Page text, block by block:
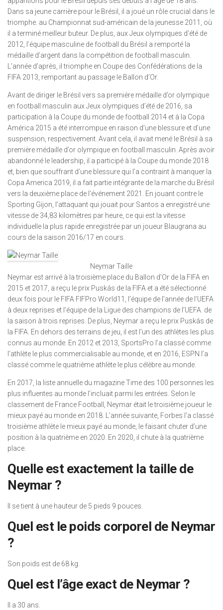
Dans sa jeune carrière pour le Brésil, il a joué un rôle crucial dans le
triomphe. au Championnat sud-américain de la jeunesse 2011, où
il a terminé meilleur buteur. De plus, aux Jeux olympiques d’été de
2012, l’équipe masculine de football du Brésil a remporté la
médaille d’argent dans la compétition de football masculin.
L’année d’après, il triomphe en Coupe des Confédérations de la
FIFA 2013, remportant au passage le Ballon d’Or.
Avant de diriger le Brésil vers sa première médaille d’or olympique
en football masculin aux Jeux olympiques d’été de 2016, sa
participation à la Coupe du monde de football 2014 et à la Copa
América 2015 a été interrompue en raison d’une blessure et d’une
suspension, respectivement. Avant cela, il avait mené le Brésil à sa
première médaille d’or olympique en football masculin. Après avoir
abandonné le leadership, il a participé à la Coupe du monde 2018
et, bien que souffrant d’une blessure qui l’a contraint à manquer la
Copa America 2019, il a fait partie intégrante de la marche du Brésil
vers la deuxième place de l’événement 2021. En jouant contre le
Sporting Gijon, l’attaquant qui jouait pour Santos a enregistré une
vitesse de 34,83 ​​kilomètres par heure, ce qui est la vitesse
individuelle la plus rapide enregistrée par un joueur Blaugrana au
cours de la saison 2016/17 en cours.
Neymar Taille
Neymar est arrivé à la troisième place du Ballon d’Or de la FIFA en
2015 et 2017, a reçu le prix Puskás de la FIFA et a été sélectionné
deux fois pour le FIFA FIFPro World11, l’équipe de l’année de l’UEFA
à deux reprises et l’équipe de la Ligue des champions de l’UEFA. de
la saison à trois reprises. De plus, Neymar a reçu le prix Puskás de
la FIFA. En dehors des terrains de jeu, il est l’un des athlètes les plus
connus au monde. En 2012 et 2013, SportsPro l’a classé comme
l’athlète le plus commercialisable au monde, et en 2016, ESPN l’a
classé comme le quatrième athlète le plus célèbre au monde.
En 2017, la liste annuelle du magazine Time des 100 personnes les
plus influentes au monde l’incluait parmi les entrées. Selon le
classement de France Football, Neymar était le troisième joueur le
mieux payé au monde en 2018. L’année suivante, Forbes l’a classé
troisième athlète le mieux payé au monde, le faisant chuter d’une
position à la quatrième en 2020. En 2020, il chute à la quatrième
place.
Quelle est exactement la taille de
Neymar ?
Il se tient à une hauteur de 5 pieds 9 pouces.
Quel est le poids corporel de Neymar
?
Son poids est de 68 kg.
Quel est l’âge exact de Neymar ?
Il a 30 ans.